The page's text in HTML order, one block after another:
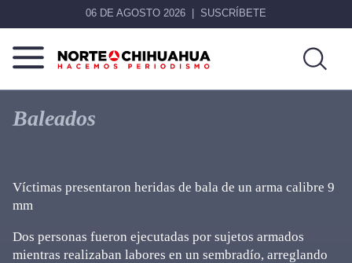
06 DE AGOSTO 2026 SUSCRÍBETE
Norte
De
Chihuahua
Más
que
noticias,
Baleados
Víctimas presentaron heridas de bala de un arma calibre 9
mm
Dos personas fueron ejecutadas por sujetos armados
mientras realizaban labores en un sembradío, arreglando